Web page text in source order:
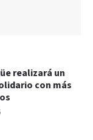
realizará un
con más